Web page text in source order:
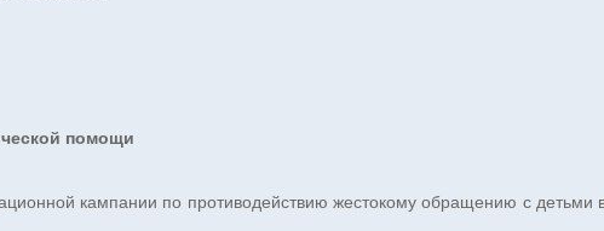
помощи
кампании по противодействию жестокому обращению с